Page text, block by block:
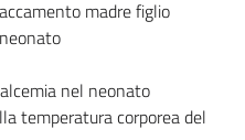
madre figlio
nel neonato
temperatura corporea del